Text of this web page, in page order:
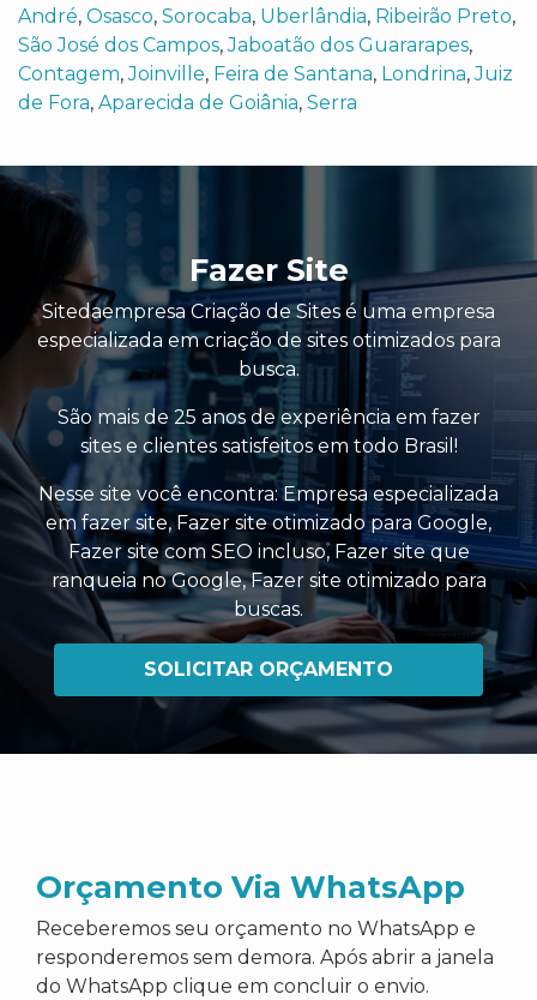
André, Osasco, Sorocaba, Uberlândia, Ribeirão Preto,
São José dos Campos,Jaboatão dos Guararapes,
Contagem,Joinville, Feira de Santana, Londrina,Juiz
de Fora, Aparecida de Goiânia, Serra
Fazer Site
Sitedaempresa Criação de Sites é uma empresa
especializada em criação de sites otimizados para
busca.
São mais de 25 anos de experiência em fazer
sites e clientes satisfeitos em todo Brasil!
Nesse site você encontra:Empresa especializada
em fazer site,Fazer site otimizado para Google,
Fazer site com SEO incluso, Fazer site que
ranqueia no Google,Fazer site otimizado para
buscas.
SOLICITAR ORÇAMENTO
Orçamento Via WhatsApp
Receberemos seu orçamento no WhatsApp e
responderemos sem demora. Após abrir a janela
do WhatsApp clique em concluir o envio.